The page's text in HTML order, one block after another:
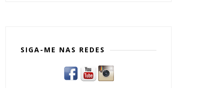
SIGA-ME NAS REDES